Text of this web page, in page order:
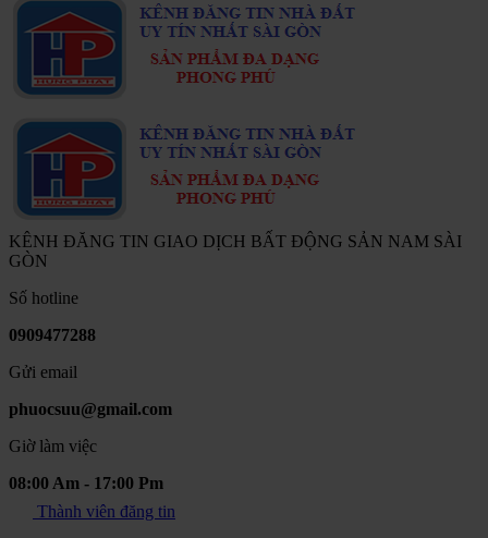
KÊNH ĐĂNG TIN GIAO DỊCH BẤT ĐỘNG SẢN NAM SÀI
GÒN
Số hotline
0909477288
Gửi email
phuocsuu@gmail.com
Giờ làm việc
08:00 Am - 17:00 Pm
Thành viên đăng tin